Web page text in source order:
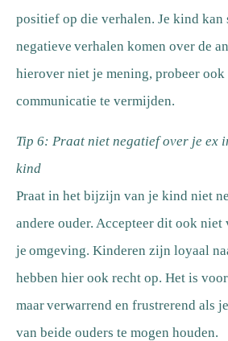
positief op die verhalen. Je kind kan
negatieve verhalen komen over de
hierover niet je mening, probeer ook
communicatie te vermijden.
Tip 6: Praat niet negatief over je ex
kind
Praat in het bijzijn van je kind niet
andere ouder. Accepteer dit ook niet
je omgeving. Kinderen zijn loyaal
hebben hier ook recht op. Het is
maar verwarrend en frustrerend als
van beide ouders te mogen houden.